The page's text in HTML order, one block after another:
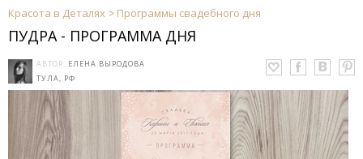
Красота в Деталях Программы свадебного дня
ПУДРА - ПРОГРАММА ДНЯ
АВТОР: ЕЛЕНА ВЫРОДОВА
ТУЛА, РФ